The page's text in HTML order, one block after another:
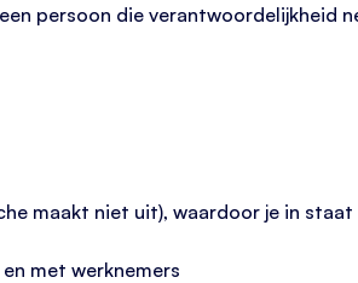
persoon die verantwoordelijkheid
maakt niet uit), waardoor je in
met werknemers